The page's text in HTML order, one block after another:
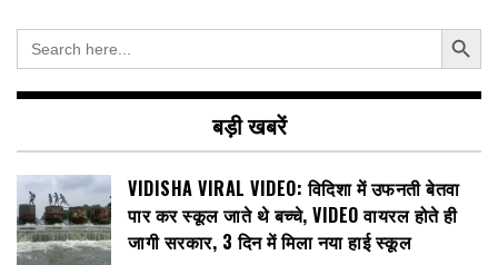
Search
for:
Search Button
बड़ी खबरें
VIDISHA VIRAL VIDEO: विदिशा में उफनती बेतवा
पार कर स्कूल जाते थे बच्चे, VIDEO वायरल होते ही
जागी सरकार, 3 दिन में मिला नया हाई स्कूल